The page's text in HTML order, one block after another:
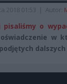
2018 01:53 | Autor:
pisaliśmy o
oświadczenie w